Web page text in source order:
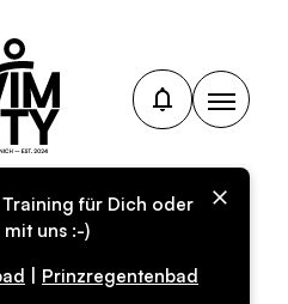
für Dich oder
uns :-)
Prinzregentenbad
für